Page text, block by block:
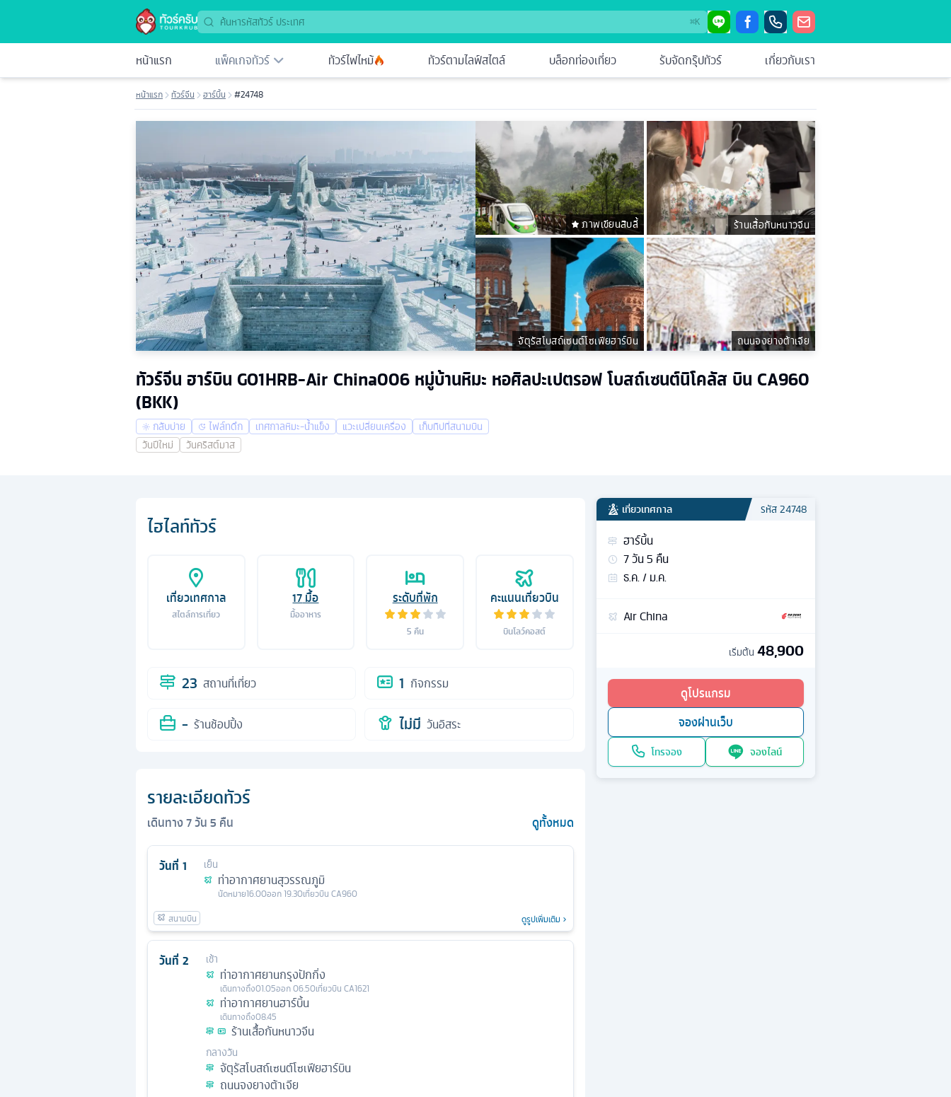
⌘K
หน้าแรก แพ็คเกจทัวร์ ทัวร์ไฟไหม้ ทัวร์ตามไลฟ์สไตล์ บล็อกท่องเที่ยว รับจัดกรุ๊ปทัวร์ เกี่ยวกับเรา
หน้าแรก ทัวร์จีน ฮาร์บิ้น #24748
ภาพเขียนสิบลี้ ร้านเสื้อกันหนาวจีน
จัตุรัสโบสถ์เซนต์โซเฟียฮาร์บิน ถนนจงยางต้าเจีย
ทัวร์จีน ฮาร์บิน GO1HRB-Air China006 หมู่บ้านหิมะ หอศิลปะเปตรอฟ โบสถ์เซนต์นิโคลัส บิน CA960
(BKK)
กลับบ่าย ไฟล์ทดึก เทศกาลหิมะ-น้ำแข็ง แวะเปลี่ยนเครื่อง
เก็บทิปที่สนามบิน
วันปีใหม่
วันคริสต์มาส
ไฮไลท์ทัวร์
เที่ยวเทศกาล
สไตล์การเที่ยว
17มื้อ
มื้ออาหาร
ระดับที่พัก
5 คืน
คะแนนเที่ยวบิน
บินโลว์คอสต์
23 สถานที่เที่ยว 1 กิจกรรม
- ร้านช้อปปิ้ง ไม่มี วันอิสระ
รายละเอียดทัวร์
เดินทาง7วัน5 คืน ดูทั้งหมด
วันที่ 1 เย็น
ท่าอากาศยานสุวรรณภูมิ
นัดหมาย16.00ออก19.30เที่ยวบิน CA960
ดูรูปเพิ่มเติม
วันที่ 2 เช้า
ท่าอากาศยานกรุงปักกิ่ง
เดินทางถึง01.05ออก06.50เที่ยวบิน CA1621
ท่าอากาศยานฮาร์บิ้น
เดินทางถึง08.45
ร้านเสื้อกันหนาวจีน
กลางวัน
จัตุรัสโบสถ์เซนต์โซเฟียฮาร์บิน
ถนนจงยางต้าเจีย
เที่ยวเทศกาล รหัส24748
ฮาร์บิ้น
7วัน5 คืน
ธ.ค. / ม.ค.
Air China
เริ่มต้น 48,900
ดูโปรแกรม
จองผ่านเว็บ
โทรจอง จองไลน์